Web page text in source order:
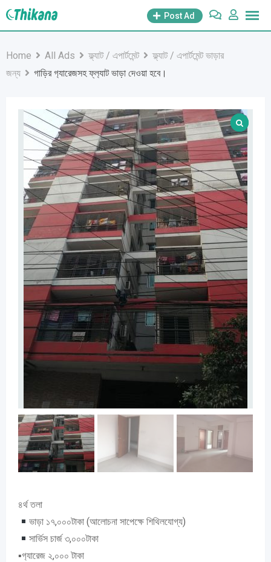
Skip
Post Ad
Home All Ads ফ্ল্যাট / এপার্টমেন্ট
ফ্ল্যাট / এপার্টমেন্ট ভাড়ার
জন্য
গাড়ির গ‍্যারেজসহ ফ্ল‍্যাট ভাড়া দেওয়া হবে।
৪র্থ তলা
ভাড়া ১৭,০০০টাকা (আলোচনা সাপেক্ষ‍ে শিথিলযোগ্য)
সার্ভিস চার্জ ৩,০০০টাকা
▪গ‍্যারেজ ২,০০০ টাকা